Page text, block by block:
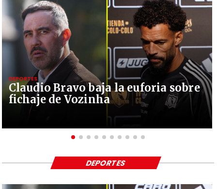
Claudio Bravo baja la euforia sobre
fichaje de Vozinha
DEPORTES
DEPORTES